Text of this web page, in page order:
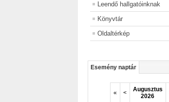
Leendő hallgatóinknak
Könyvtár
Oldaltérkép
Esemény naptár
« <
Augusztus
2026